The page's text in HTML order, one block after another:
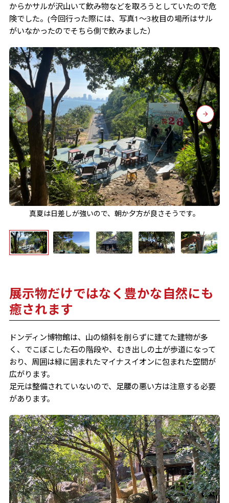
からかサルが沢山いて飲み物などを取ろうとしていたので危
険でした。(今回行った際には、写真1～3枚目の場所はサル
がいなかったのでそちら側で飲みました）
真夏は日差しが強いので、朝か夕方が良さそうです。
展示物だけではなく豊かな自然にも
癒されます
ドンディン博物館は、山の傾斜を削らずに建てた建物が多
く、でこぼこした石の階段や、むき出しの土が歩道になって
おり、周囲は緑に囲まれたマイナスイオンに包まれた空間が
広がります。
足元は整備されていないので、足腰の悪い方は注意する必要
があります。